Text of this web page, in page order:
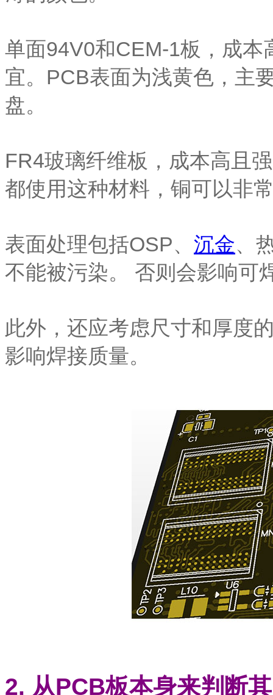
单面94V0和CEM-1板，成
宜。PCB表面为浅黄色，主
盘。
FR4玻璃纤维板，成本高且
都使用这种材料，铜可以非
表面处理包括OSP、 沉金、
不能被污染。 否则会影响可
此外，还应考虑尺寸和厚度
影响焊接质量。
2. 从PCB板本身来判断